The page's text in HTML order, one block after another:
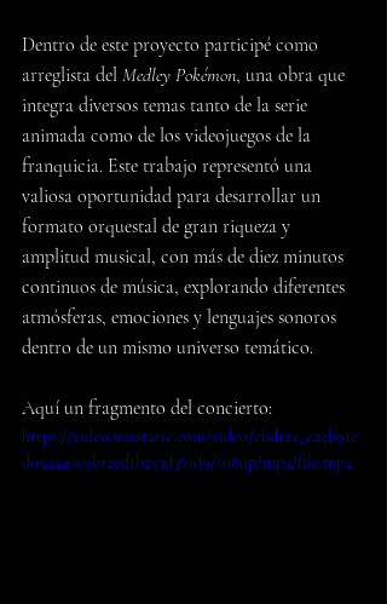
Dentro de este proyecto participé como
arreglista del Medley Pokémon, una obra que
integra diversos temas tanto de la serie
animada como de los videojuegos de la
franquicia. Este trabajo representó una
valiosa oportunidad para desarrollar un
formato orquestal de gran riqueza y
amplitud musical, con más de diez minutos
continuos de música, explorando diferentes
atmósferas, emociones y lenguajes sonoros
dentro de un mismo universo temático.
Aquí un fragmento del concierto:
https://video.wixstatic.com/video/cbd12a_ea5b91c
d054a40c9b12ed1b253d361d9/1080p/mp4/file.mp4